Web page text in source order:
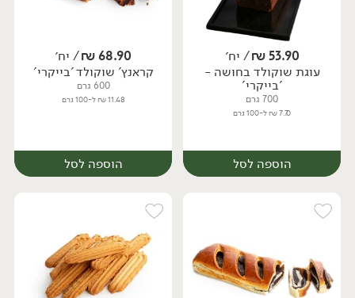
יח׳ יח׳
53.90
₪/ יח׳
עוגת שוקולד בחושה -
'בייקרי'
700 גרם
7.70 ₪ ל-100 גרם
הוספה לסל
68.90
₪/ יח׳
קראנץ' שוקולד 'בייקרי'
600 גרם
11.48 ₪ ל-100 גרם
הוספה לסל